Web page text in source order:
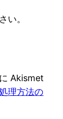
い。
Akismet
理方法の